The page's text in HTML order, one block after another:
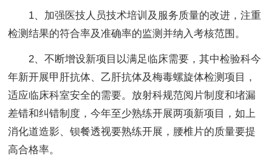
1、加强医技人员技术培训及服务质量的改进，注重
检测结果的符合率及准确率的监测并纳入考核范围。
2、不断增设新项目以满足临床需要，其中检验科今
年新开展甲肝抗体、乙肝抗体及梅毒螺旋体检测项目，
适应临床科室安全的需要。放射科规范阅片制度和堵漏
差错和纠错制度，今年至少熟练开展两项新项目，如上
消化道造影、钡餐透视要熟练开展，腰椎片的质量要提
高合格率。